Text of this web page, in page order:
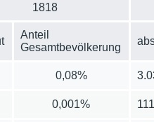
1818
Anteil
Gesamtbevölkerung
0,08%
0,001%